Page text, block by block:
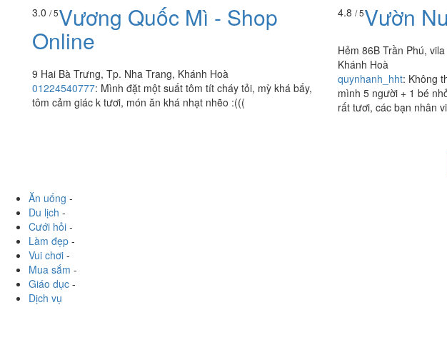
3.0 / 5Vương Quốc Mì - Shop
Online
9 Hai Bà Trưng, Tp. Nha Trang, Khánh Hoà
01224540777: Mình đặt một suất tôm tít cháy tỏi, mỳ khá bấy,
tôm cảm giác k tươi, món ăn khá nhạt nhẽo :(((
4.8 / 5Vườn
Hẻm 86B Trần Phú,
Khánh Hoà
quynhanh_hht: Không
mình 5 người + 1 bé
rất tươi, các bạn nhân
Ăn uống
Du lịch-
Cưới hỏi-
Làm đẹp